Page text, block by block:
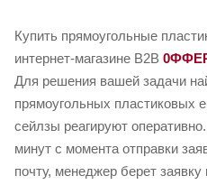
Купить прямоугольные
интернет-магазине B2B
Для решения вашей задачи
прямоугольных пластиковых
сейлзы реагируют
минут с момента отправки
почту, менеджер берет